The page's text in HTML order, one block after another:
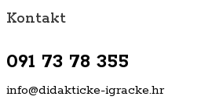
Kontakt
091 73 78 355
info@didakticke-igracke.hr